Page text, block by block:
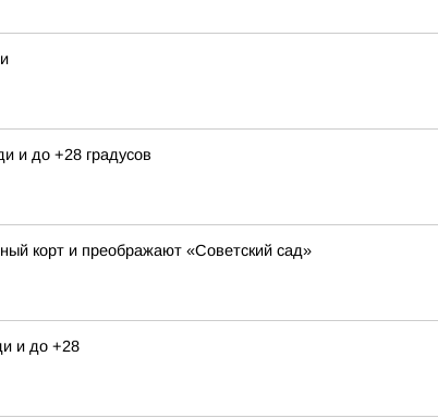
и до +28 градусов
корт и преображают «Советский сад»
и до +28